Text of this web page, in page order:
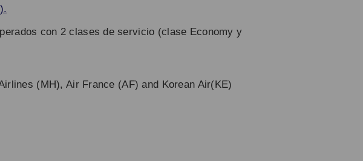
con 2 clases de servicio (clase Economy y
(MH), Air France (AF) and Korean Air(KE)